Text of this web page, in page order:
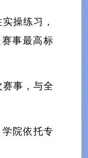
操练习，
事最高标
事，与全
院依托专